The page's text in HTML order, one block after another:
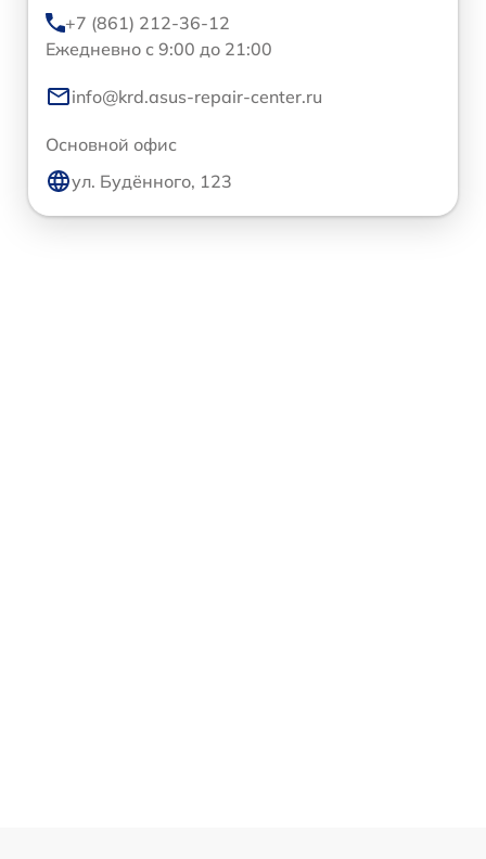
+7 (861) 212-36-12
Ежедневно с 9:00 до 21:00
info@krd.asus-repair-center.ru
Основной офис
ул. Будённого, 123